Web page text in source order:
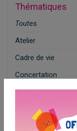
Thématiques
Toutes
Atelier
Cadre de vie
Concertation
Éco-gagnant
Économie
Environnement